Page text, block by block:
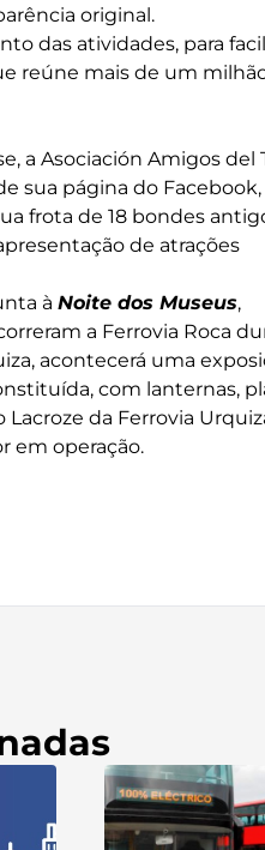
original.
das atividades, para
reúne mais de um
a Asociación Amigos del
sua página do
frota de 18 bondes
de atrações
à Noite dos Museus,
a Ferrovia Roca
acontecerá uma
com lanternas,
da Ferrovia
em operação.